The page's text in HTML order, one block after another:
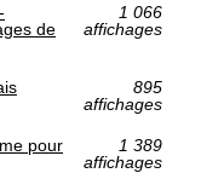
de
1 066
affichages
895
affichages
pour
1 389
affichages